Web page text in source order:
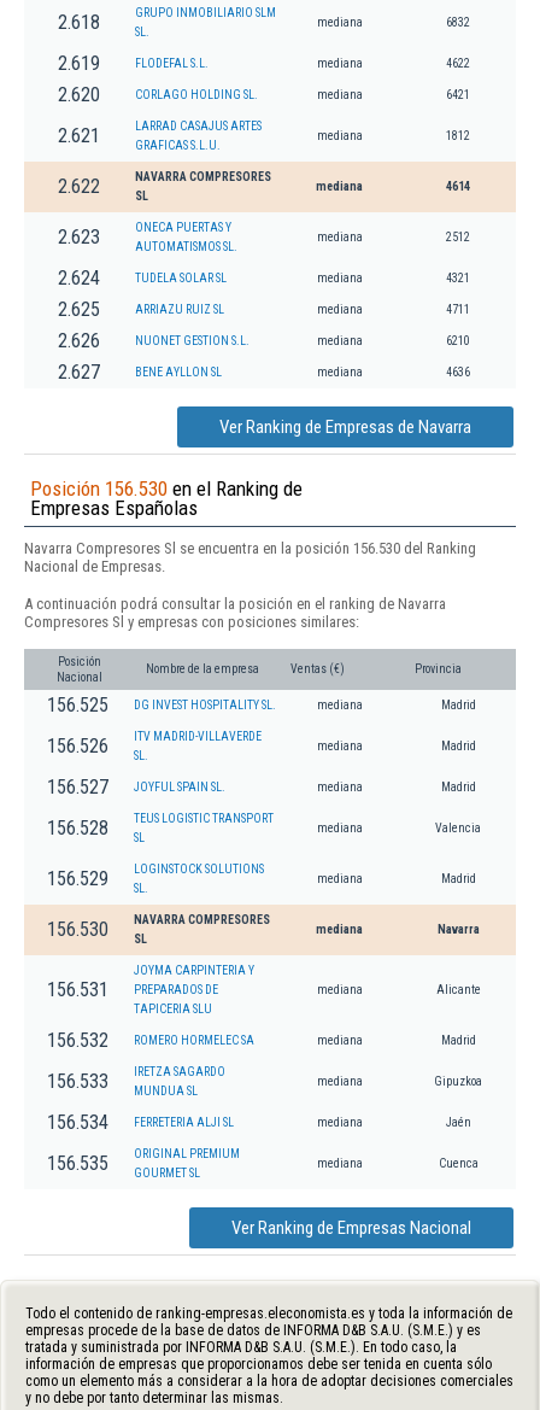
2.618
GRUPO INMOBILIARIO SLM
SL.
mediana 6832
2.619 FLODEFAL S.L. mediana 4622
2.620 CORLAGO HOLDING SL. mediana 6421
2.621
LARRAD CASAJUS ARTES
GRAFICAS S.L.U.
mediana 1812
2.622
NAVARRA COMPRESORES
SL
mediana 4614
2.623
ONECA PUERTAS Y
AUTOMATISMOS SL.
mediana 2512
2.624 TUDELA SOLAR SL mediana 4321
2.625 ARRIAZU RUIZ SL mediana 4711
2.626 NUONET GESTION S.L. mediana 6210
2.627 BENE AYLLON SL mediana 4636
Ver Ranking de Empresas de Navarra
Posición 156.530 en el Ranking de
Empresas Españolas
Navarra Compresores Sl se encuentra en la posición 156.530 del Ranking
Nacional de Empresas.
A continuación podrá consultar la posición en el ranking de Navarra
Compresores Sl y empresas con posiciones similares:
Posición
Nacional
Nombre de la empresa Ventas (€) Provincia
156.525 DG INVEST HOSPITALITY SL. mediana Madrid
156.526
ITV MADRID-VILLAVERDE
SL.
mediana Madrid
156.527 JOYFUL SPAIN SL. mediana Madrid
156.528
TEUS LOGISTIC TRANSPORT
SL
mediana Valencia
156.529
LOGINSTOCK SOLUTIONS
SL.
mediana Madrid
156.530
NAVARRA COMPRESORES
SL
mediana Navarra
156.531
JOYMA CARPINTERIA Y
PREPARADOS DE
TAPICERIA SLU
mediana Alicante
156.532 ROMERO HORMELEC SA mediana Madrid
156.533
IRETZA SAGARDO
MUNDUA SL
mediana Gipuzkoa
156.534 FERRETERIA ALJI SL mediana Jaén
156.535
ORIGINAL PREMIUM
GOURMET SL
mediana Cuenca
Ver Ranking de Empresas Nacional
Todo el contenido de ranking-empresas.eleconomista.es y toda la información de
empresas procede de la base de datos de INFORMA D&B S.A.U. (S.M.E.) y es
tratada y suministrada por INFORMA D&B S.A.U. (S.M.E.). En todo caso, la
información de empresas que proporcionamos debe ser tenida en cuenta sólo
como un elemento más a considerar a la hora de adoptar decisiones comerciales
y no debe por tanto determinar las mismas.